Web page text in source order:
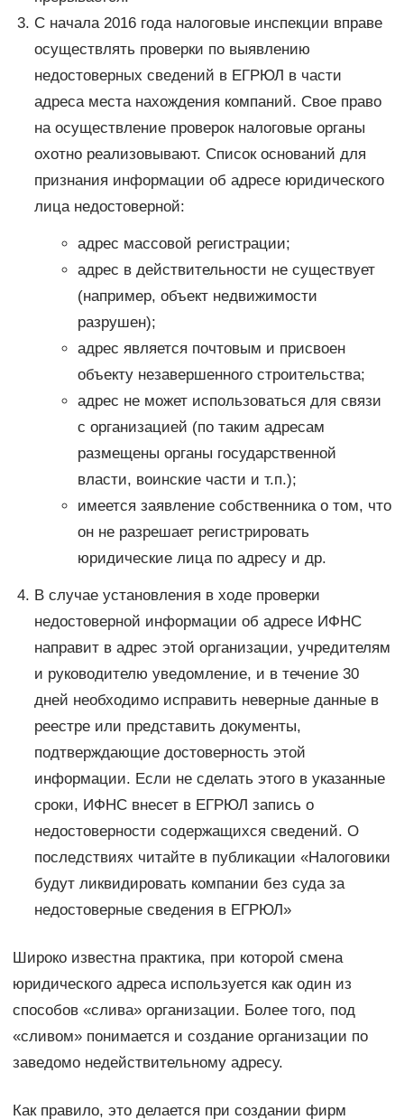
С начала 2016 года налоговые инспекции вправе
осуществлять проверки по выявлению
недостоверных сведений в ЕГРЮЛ в части
адреса места нахождения компаний. Свое право
на осуществление проверок налоговые органы
охотно реализовывают. Список оснований для
признания информации об адресе юридического
лица недостоверной:
адрес массовой регистрации;
адрес в действительности не существует
(например, объект недвижимости
разрушен);
адрес является почтовым и присвоен
объекту незавершенного строительства;
адрес не может использоваться для связи
с организацией (по таким адресам
размещены органы государственной
власти, воинские части и т.п.);
имеется заявление собственника о том, что
он не разрешает регистрировать
юридические лица по адресу и др.
В случае установления в ходе проверки
недостоверной информации об адресе ИФНС
направит в адрес этой организации, учредителям
и руководителю уведомление, и в течение 30
дней необходимо исправить неверные данные в
реестре или представить документы,
подтверждающие достоверность этой
информации. Если не сделать этого в указанные
сроки, ИФНС внесет в ЕГРЮЛ запись о
недостоверности содержащихся сведений. О
последствиях читайте в публикации «Налоговики
будут ликвидировать компании без суда за
недостоверные сведения в ЕГРЮЛ»
Широко известна практика, при которой смена
юридического адреса используется как один из
способов «слива» организации. Более того, под
«сливом» понимается и создание организации по
заведомо недействительному адресу.
Как правило, это делается при создании фирм